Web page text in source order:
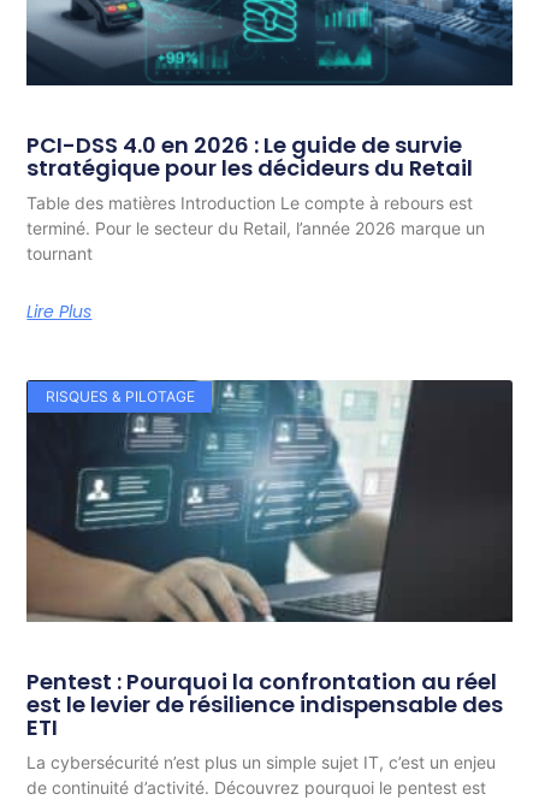
PCI-DSS 4.0 en 2026 : Le guide de survie
stratégique pour les décideurs du Retail
Table des matières Introduction Le compte à rebours est
terminé. Pour le secteur du Retail, l’année 2026 marque un
tournant
Lire Plus
RISQUES & PILOTAGE
Pentest : Pourquoi la confrontation au réel
est le levier de résilience indispensable des
ETI
La cybersécurité n’est plus un simple sujet IT, c’est un enjeu
de continuité d’activité. Découvrez pourquoi le pentest est